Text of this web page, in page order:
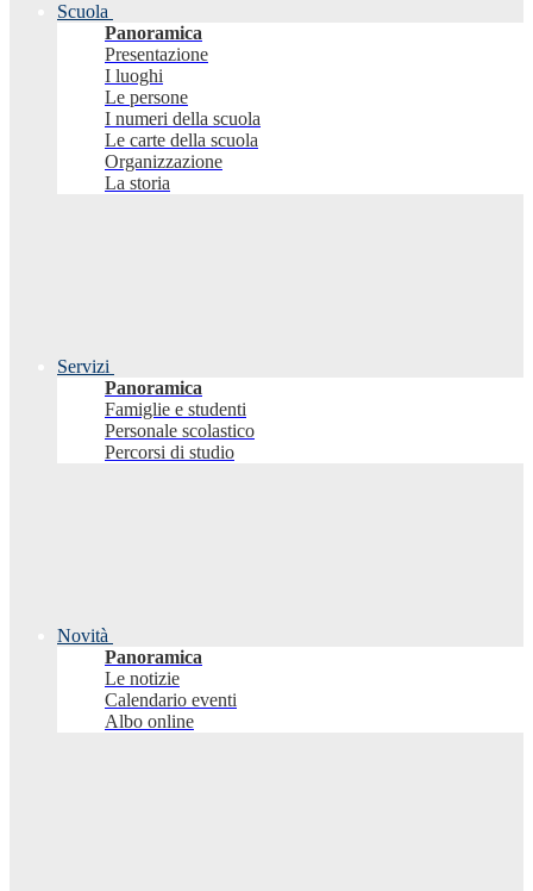
Scuola
Panoramica
Presentazione
I luoghi
Le persone
I numeri della scuola
Le carte della scuola
Organizzazione
La storia
Servizi
Panoramica
Famiglie e studenti
Personale scolastico
Percorsi di studio
Novità
Panoramica
Le notizie
Calendario eventi
Albo online